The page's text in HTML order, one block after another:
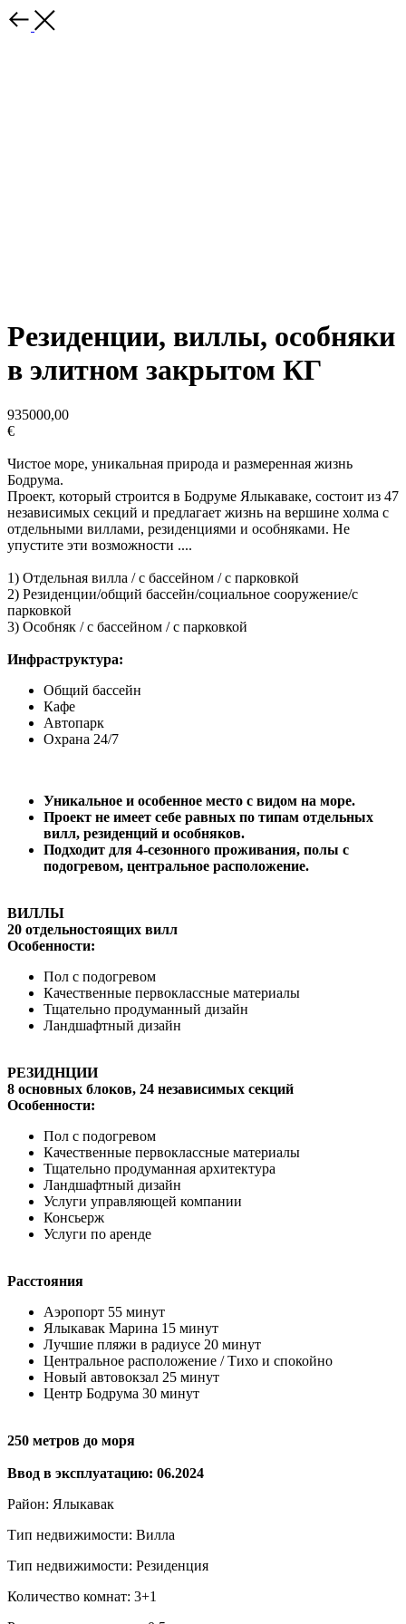
Резиденции, виллы, особняки
в элитном закрытом КГ
935000,00
€
Чистое море, уникальная природа и размеренная жизнь
Бодрума.
Проект, который строится в Бодруме Ялыкаваке, состоит из 47
независимых секций и предлагает жизнь на вершине холма с
отдельными виллами, резиденциями и особняками. Не
упустите эти возможности ....
1) Отдельная вилла / с бассейном / с парковкой
2) Резиденции/общий бассейн/социальное сооружение/с
парковкой
3) Особняк / с бассейном / с парковкой
Инфраструктура:
Общий бассейн
Кафе
Автопарк
Охрана 24/7
Уникальное и особенное место с видом на море.
Проект не имеет себе равных по типам отдельных
вилл, резиденций и особняков.
Подходит для 4-сезонного проживания, полы с
подогревом, центральное расположение.
ВИЛЛЫ
20 отдельностоящих вилл
Особенности:
Пол с подогревом
Качественные первоклассные материалы
Тщательно продуманный дизайн
Ландшафтный дизайн
РЕЗИДНЦИИ
8 основных блоков, 24 независимых секций
Особенности:
Пол с подогревом
Качественные первоклассные материалы
Тщательно продуманная архитектура
Ландшафтный дизайн
Услуги управляющей компании
Консьерж
Услуги по аренде
Расстояния
Аэропорт 55 минут
Ялыкавак Марина 15 минут
Лучшие пляжи в радиусе 20 минут
Центральное расположение / Тихо и спокойно
Новый автовокзал 25 минут
Центр Бодрума 30 минут
250 метров до моря
Ввод в эксплуатацию: 06.2024
Район: Ялыкавак
Тип недвижимости: Вилла
Тип недвижимости: Резиденция
Количество комнат: 3+1